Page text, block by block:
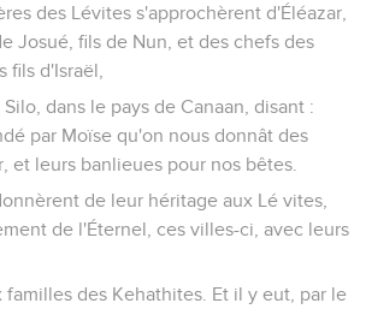
des Lévites s'approchèrent d'Éléazar,
Josué, fils de Nun, et des chefs des
fils d'Israël,
dans le pays de Canaan, disant :
par Moïse qu'on nous donnât des
et leurs banlieues pour nos bêtes.
de leur héritage aux Lé vites,
de l'Éternel, ces villes-ci, avec leurs
familles des Kehathites. Et il y eut, par le